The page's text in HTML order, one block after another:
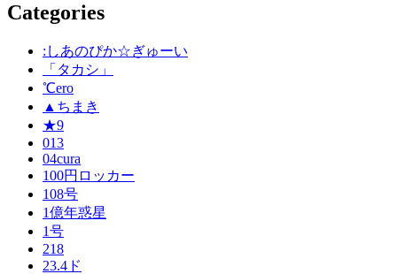
Categories
:しあのぴか☆ぎゅーい
「タカシ」
℃ero
▲ちまき
★9
013
04cura
100円ロッカー
108号
1億年惑星
1号
218
23.4ド